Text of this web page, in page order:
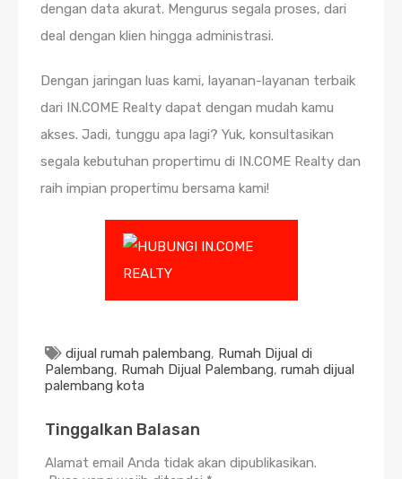
dengan data akurat. Mengurus segala proses, dari
deal dengan klien hingga administrasi.
Dengan jaringan luas kami, layanan-layanan terbaik
dari IN.COME Realty dapat dengan mudah kamu
akses. Jadi, tunggu apa lagi? Yuk, konsultasikan
segala kebutuhan propertimu di IN.COME Realty dan
raih impian propertimu bersama kami!
dijual rumah palembang, Rumah Dijual di
Palembang, Rumah Dijual Palembang, rumah dijual
palembang kota
Tinggalkan Balasan
Alamat email Anda tidak akan dipublikasikan.